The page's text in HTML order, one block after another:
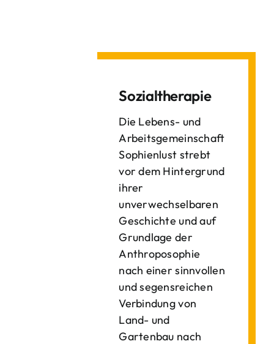
Sozialtherapie
Die Lebens- und
Arbeitsgemeinschaft
Sophienlust strebt
vor dem Hintergrund
ihrer
unverwechselbaren
Geschichte und auf
Grundlage der
Anthroposophie
nach einer sinnvollen
und segensreichen
Verbindung von
Land- und
Gartenbau nach